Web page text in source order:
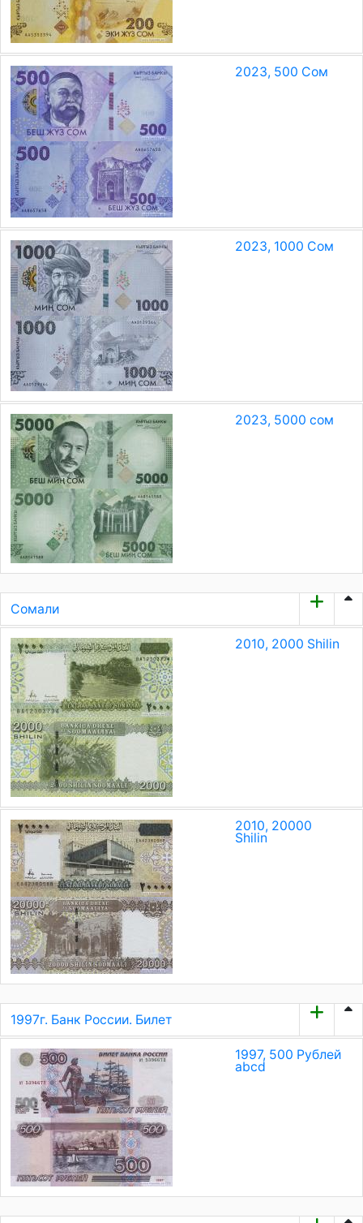
2023, 500 Сом
2023, 1000 Сом
2023, 5000 сом
Сомали
2010, 2000 Shilin
2010, 20000
Shilin
1997г. Банк России. Билет
1997, 500 Рублей
abcd